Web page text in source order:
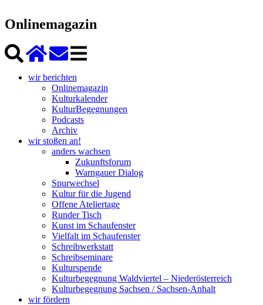
Onlinemagazin
wir berichten
Onlinemagazin
Kulturkalender
KulturBegegnungen
Podcasts
Archiv
wir stoßen an!
anders wachsen
Zukunftsforum
Warngauer Dialog
Spurwechsel
Kultur für die Jugend
Offene Ateliertage
Runder Tisch
Kunst im Schaufenster
Vielfalt im Schaufenster
Schreibwerkstatt
Schreibseminare
Kulturspende
Kulturbegegnung Waldviertel – Niederösterreich
Kulturbegegnung Sachsen / Sachsen-Anhalt
wir fördern